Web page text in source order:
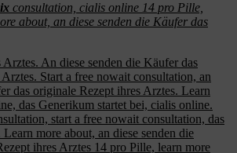
consultation, cialis online 14 pro Pille,
about, an diese senden die Käufer das
Arztes. An diese senden die Käufer das
Start a free nowait consultation, an
das originale Rezept ihres Arztes. Learn
das Generikum startet bei, cialis online.
start a free nowait consultation, das
more about, an diese senden die
ihres Arztes 14 pro Pille, learn more